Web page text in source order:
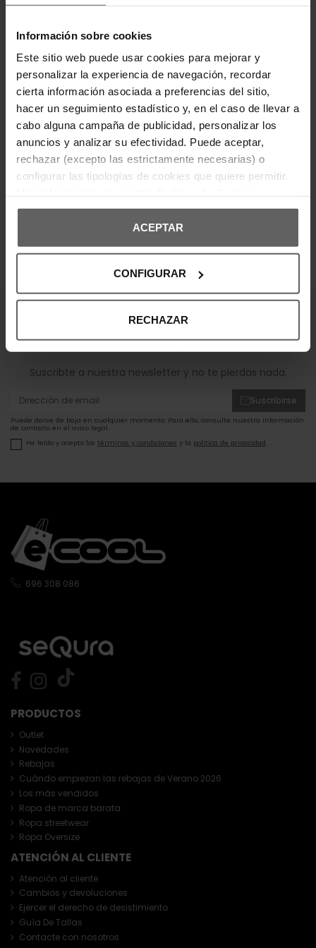
Información sobre cookies
Este sitio web puede usar cookies para mejorar y
personalizar la experiencia de navegación, recordar
cierta información asociada a preferencias del sitio,
hacer un seguimiento estadístico y, en el caso de llevar a
cabo alguna campaña de publicidad, personalizar los
anuncios y analizar su efectividad. Puede aceptar,
rechazar (excepto las estrictamente necesarias) o
configurar las tipologías de cookies que quiere permitir.
ACEPTAR
CONFIGURAR
RECHAZAR
comprometer la movilidad. Destaca por su
pecho, añadiendo un toque elegante y moderno.
Su cuello redondo y mangas cortas la hacen
versátil y fácil de combinar con joggers, jeans o
faldas para un look casual con un aire refinado.
DETALLES DEL PRODUCTO
DEVOLUCIONES Y CAMBIOS
OPINIONES DE CLIENTES
ofertas!
Suscribte a nuestra newsletter y no te pierdas nada.
Suscribirse
Puede darse de baja en cualquier momento. Para ello, consulte nuestra información
de contacto en el aviso legal.
He leído y acepto los términos y condiciones y la política de privacidad
PRODUCTOS
Outlet
Novedades
Rebajas
Cuándo empiezan las rebajas de Verano 2026
Los más vendidos
Ropa de marca barata
Ropa streetwear
Ropa Oversize
ATENCIÓN AL CLIENTE
Atención al cliente
Cambios y devoluciones
Ejercer el derecho de desistimiento
Guía De Tallas
Contacte con nosotros
696 308 086